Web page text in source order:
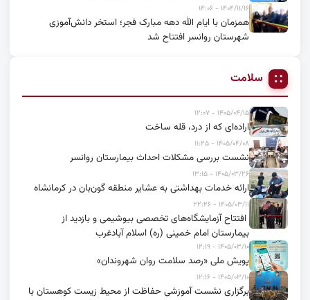
۱۴۰۴/۱۱/۱۶ - ۱۴:۰۶
همزمان با ایام الله دهه مبارک فجر؛ استخر دانش‌آموزی
شهرستان روانسر افتتاح شد
سلامت
۱۴۰۵/۰۴/۱۵ - ۱۲:۰۷
اراده‌ای که از درد، قله ساخت
۱۴۰۵/۰۴/۰۸ - ۱۱:۲۵
نشست بررسی مشکلات احداث بیمارستان روانسر
۱۴۰۵/۰۳/۲۶ - ۱۳:۱۵
ارائه خدمات بهداشتی به عشایر منطقه گون‌بان در کرمانشاه
۱۴۰۵/۰۳/۱۱ - ۲۲:۲۶
افتتاح آزمایشگاه‌های تخصصی بیوشیمی و بازدید از
بیمارستان امام خمینی (ره) اسلام آبادغرب
۱۴۰۵/۰۳/۱۰ - ۱۲:۱۹
پویش ملی «رصد سلامت روان شهروندان»
۱۴۰۵/۰۳/۱۰ - ۱۲:۱۶
برگزاری نشست آموزشی حفاظت از محیط زیست کوهستان با